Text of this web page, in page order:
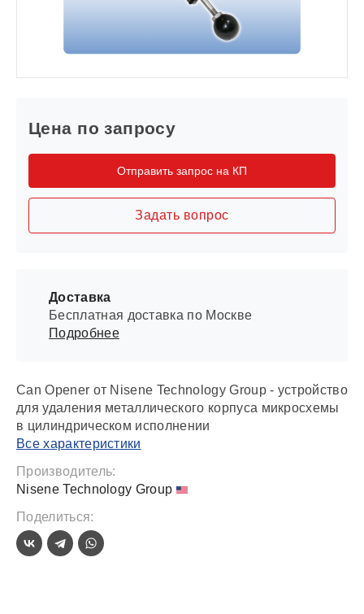
Can Opener от Nisene Technology Group - устройство
для удаления металлического корпуса микросхемы
в цилиндрическом исполнении
Все характеристики
Производитель:
Nisene Technology Group
Поделиться:
Цена по запросу
Отправить запрос на КП
Задать вопрос
Доставка
Бесплатная доставка по Москве
Подробнее